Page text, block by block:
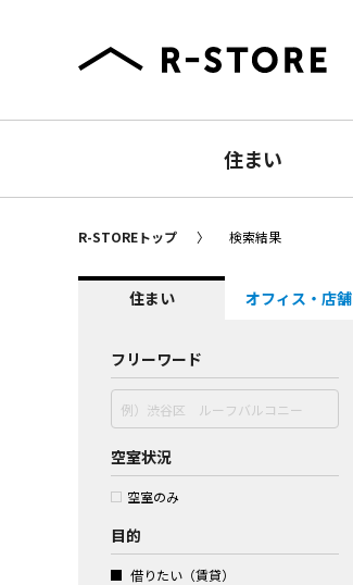
住まい
R-STOREトップ 検索結果
住まい オフィス・店舗
フリーワード
空室状況
空室のみ
目的
借りたい（賃貸）